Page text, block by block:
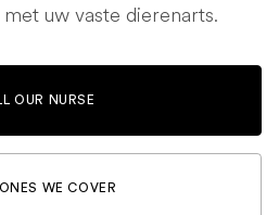
uw vaste dierenarts.
OUR NURSE
WE COVER